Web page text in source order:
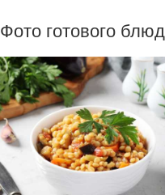
Фото готового